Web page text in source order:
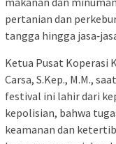
pertanian dan
tangga hingga
Ketua Pusat Koperasi
Carsa, S.Kep., M.M.,
festival ini lahir dari
kepolisian, bahwa
keamanan dan